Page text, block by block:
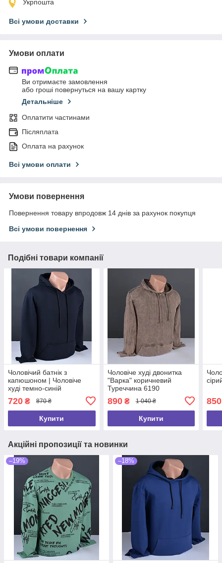
Укрпошта
Всі умови доставки
Умови оплати
Ви отримаєте замовлення
або гроші повернуться на вашу картку
Детальніше
Оплатити частинами
Післяплата
Оплата на рахунок
Всі умови оплати
Умови повернення
Повернення товару впродовж 14 днів за рахунок покупця
Всі умови повернення
Подібні товари компанії
Чоловічий батнік з
капюшоном | Чоловіче
худі темно-синій
720 ₴ 870 ₴
Купити
Чоловіче худі двонитка
"Варка" коричневий
Туреччина 6190
890₴ 1 040 ₴
Купити
850
Акційні пропозиції та новинки
–19% –18%